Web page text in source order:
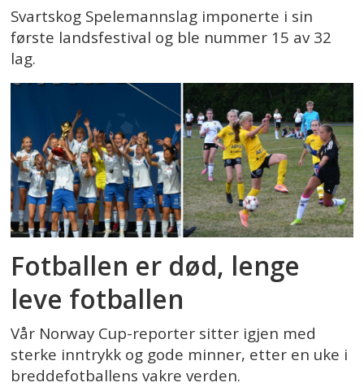
Svartskog Spelemannslag imponerte i sin
første landsfestival og ble nummer 15 av 32
lag.
Fotballen er død, lenge
leve fotballen
Vår Norway Cup-reporter sitter igjen med
sterke inntrykk og gode minner, etter en uke i
breddefotballens vakre verden.